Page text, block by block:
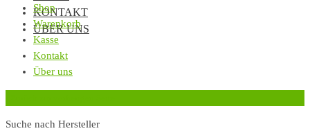
KONTAKT
ÜBER UNS
Shop
Warenkorb
Kasse
Kontakt
Über uns
Suche nach Hersteller